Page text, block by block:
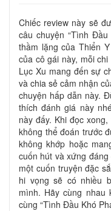
Chiếc review này sẽ
câu chuyện “Tình
thầm lặng của Thiển
của cô gái này, mỗi
Lục Xu mang đến sự
và chia sẻ cảm nhận
chuyện hấp dẫn này.
thích đánh giá này
này đấy. Khi đọc
không thể đoán trước
không khớp hoặc
cuốn hút và xứng
một cuốn truyện đặc
hi vọng sẽ có nhiều
mình. Hãy cùng nhau
cùng “Tình Đầu Khó